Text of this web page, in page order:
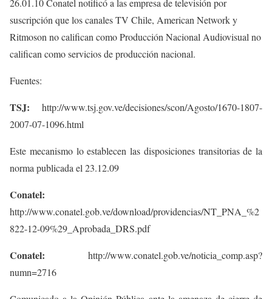
26.01.10 Conatel notificó a las empresa de televisión por
suscripción que los canales TV Chile, American Network y
Ritmoson no califican como Producción Nacional Audiovisual no
califican como servicios de producción nacional.
Fuentes:
TSJ: http://www.tsj.gov.ve/decisiones/scon/Agosto/1670-1807-
2007-07-1096.html
Este mecanismo lo establecen las disposiciones transitorias de la
norma publicada el 23.12.09
Conatel:
http://www.conatel.gob.ve/download/providencias/NT_PNA_%2
822-12-09%29_Aprobada_DRS.pdf
Conatel: http://www.conatel.gob.ve/noticia_comp.asp?
numn=2716